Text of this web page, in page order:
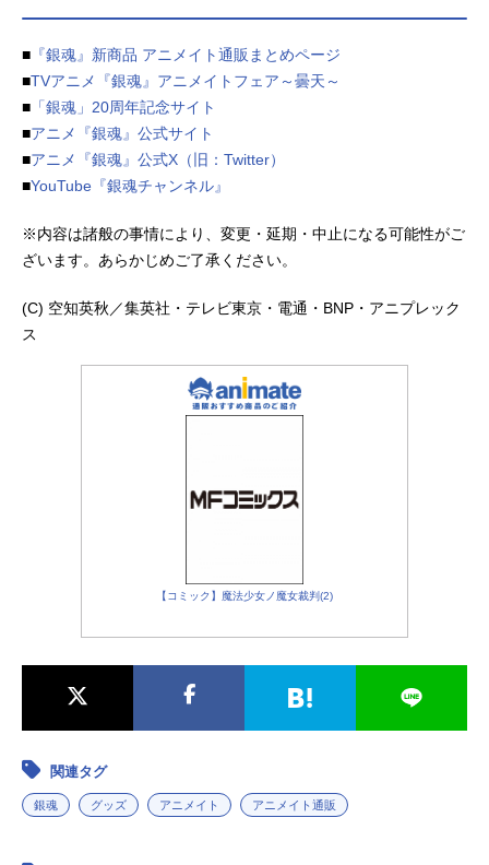
年12月22日（月）テレビ東京系列ほ
か話数全12話キャスト坂田銀八：杉
田智和志村新八：阪口大助神楽：釘
宮理恵志村妙：ゆきのさつき近藤
勲：千葉進歩土方十四郎：中井和哉
沖田総悟...
兎：大塚芳忠桂小太郎：石田彰近藤
勲：千葉進歩土方十四郎：中井和哉
沖田総悟：鈴村健一山崎退：太田哲
治お登勢：くじらキャサリン：杉本
ゆうたま：南央美猿赫：山口勝平ス
タッフ原作／スーパーアドバイザー
コミックス刊）監督：安藤尚也監
修：藤田陽一脚本：岸本卓キャラク
二デザインワークス：中村ユミ色彩
■ 『銀魂』新商品 アニメイト通販まとめページ
■TVアニメ『銀魂』アニメイトフェア～曇天～
■ 「銀魂」20周年記念サイト
■アニメ『銀魂』公式サイト
■アニメ『銀魂』公式X（旧：Twitter）
■YouTube『銀魂チャンネル』
※内容は諸般の事情により、変更・延期・中止になる可能性がご
ざいます。あらかじめご了承ください。
(C) 空知英秋／集英社・テレビ東京・電通・BNP・アニプレック
ス
【コミック】魔法少女ノ魔女裁判(2)
関連タグ
銀魂 グッズ アニメイト アニメイト通販